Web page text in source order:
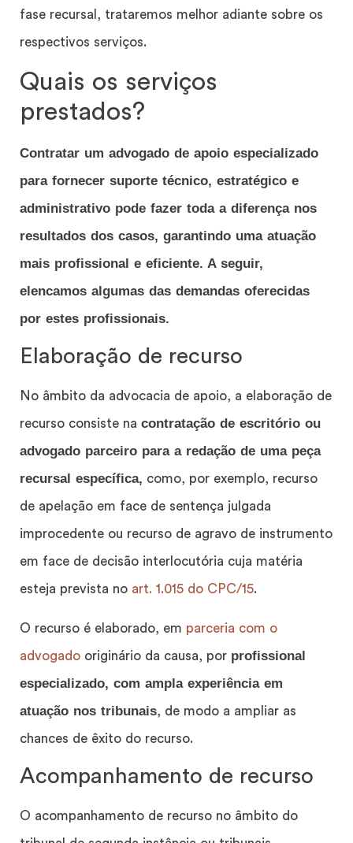
fase recursal, trataremos melhor adiante sobre os
respectivos serviços.
Quais os serviços
prestados?
Contratar um advogado de apoio especializado
para fornecer suporte técnico, estratégico e
administrativo pode fazer toda a diferença nos
resultados dos casos, garantindo uma atuação
mais profissional e eficiente. A seguir,
elencamos algumas das demandas oferecidas
por estes profissionais.
Elaboração de recurso
No âmbito da advocacia de apoio, a elaboração de
recurso consiste na contratação de escritório ou
advogado parceiro para a redação de uma peça
recursal específica, como, por exemplo, recurso
de apelação em face de sentença julgada
improcedente ou recurso de agravo de instrumento
em face de decisão interlocutória cuja matéria
esteja prevista no art. 1.015 do CPC/15.
O recurso é elaborado, em parceria com o
advogado originário da causa, por profissional
especializado, com ampla experiência em
atuação nos tribunais, de modo a ampliar as
chances de êxito do recurso.
Acompanhamento de recurso
O acompanhamento de recurso no âmbito do